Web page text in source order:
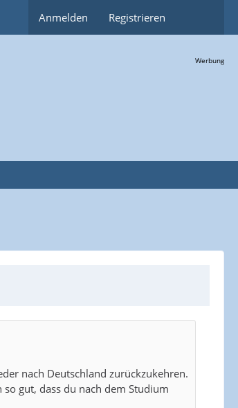
Anmelden Registrieren
Werbung
nach Deutschland zurückzukehren.
gut, dass du nach dem Studium